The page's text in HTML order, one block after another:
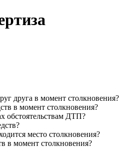
друга в момент столкновения?
в момент столкновения?
обстоятельствам ДТП?
место столкновения?
в момент столкновения?